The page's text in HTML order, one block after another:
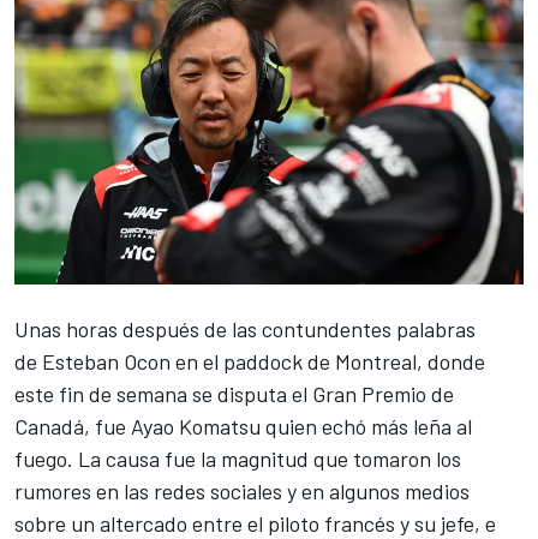
Unas horas después de las contundentes palabras
de Esteban Ocon en el paddock de Montreal, donde
este fin de semana se disputa el Gran Premio de
Canadá, fue Ayao Komatsu quien echó más leña al
fuego. La causa fue la magnitud que tomaron los
rumores en las redes sociales y en algunos medios
sobre un altercado entre el piloto francés y su jefe, e